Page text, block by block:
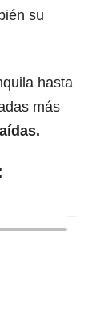
su
hasta
más